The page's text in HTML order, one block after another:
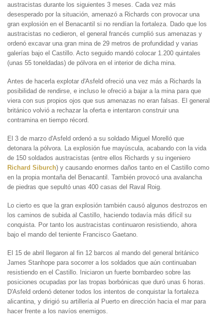
austracistas durante los siguientes 3 meses. Cada vez más
desesperado por la situación, amenazó a Richards con provocar una
gran explosión en el Benacantil si no rendían la fortaleza. Dado que los
austracistas no cedieron, el general francés cumplió sus amenazas y
ordenó excavar una gran mina de 29 metros de profundidad y varias
galerías bajo el Castillo. Acto seguido mandó colocar 1.200 quintales
(unas 55 toneldadas) de pólvora en el interior de dicha mina.
Antes de hacerla explotar d'Asfeld ofreció una vez más a Richards la
posibilidad de rendirse, e incluso le ofreció a bajar a la mina para que
viera con sus propios ojos que sus amenazas no eran falsas. El general
británico volvió a rechazar la oferta e intentaron construir una
contramina en tiempo récord.
El 3 de marzo d'Asfeld ordenó a su soldado Miguel Morelló que
detonara la pólvora. La explosión fue mayúscula, acabando con la vida
de 150 soldados austracistas (entre ellos Richards y su ingeniero
Richard Siburch) y causando enormes daños tanto en el Castillo como
en la propia montaña del Benacantil. También provocó una avalancha
de piedras que sepultó unas 400 casas del Raval Roig.
Lo cierto es que la gran explosión también causó algunos destrozos en
los caminos de subida al Castillo, haciendo todavía más difícil su
conquista. Por tanto los austracistas continuaron resistiendo, ahora
bajo el mando del teniente Francisco Gaetano.
El 15 de abril llegaron al fin 12 barcos al mando del general británico
James Stanhope para socorrer a los soldados que aún continuaban
resistiendo en el Castillo. Iniciaron un fuerte bombardeo sobre las
posiciones ocupadas por las tropas borbónicas que duró unas 6 horas.
D'Asfeld ordenó detener todos los intentos de conquistar la fortaleza
alicantina, y dirigió su artillería al Puerto en dirección hacia el mar para
hacer frente a los navíos enemigos.